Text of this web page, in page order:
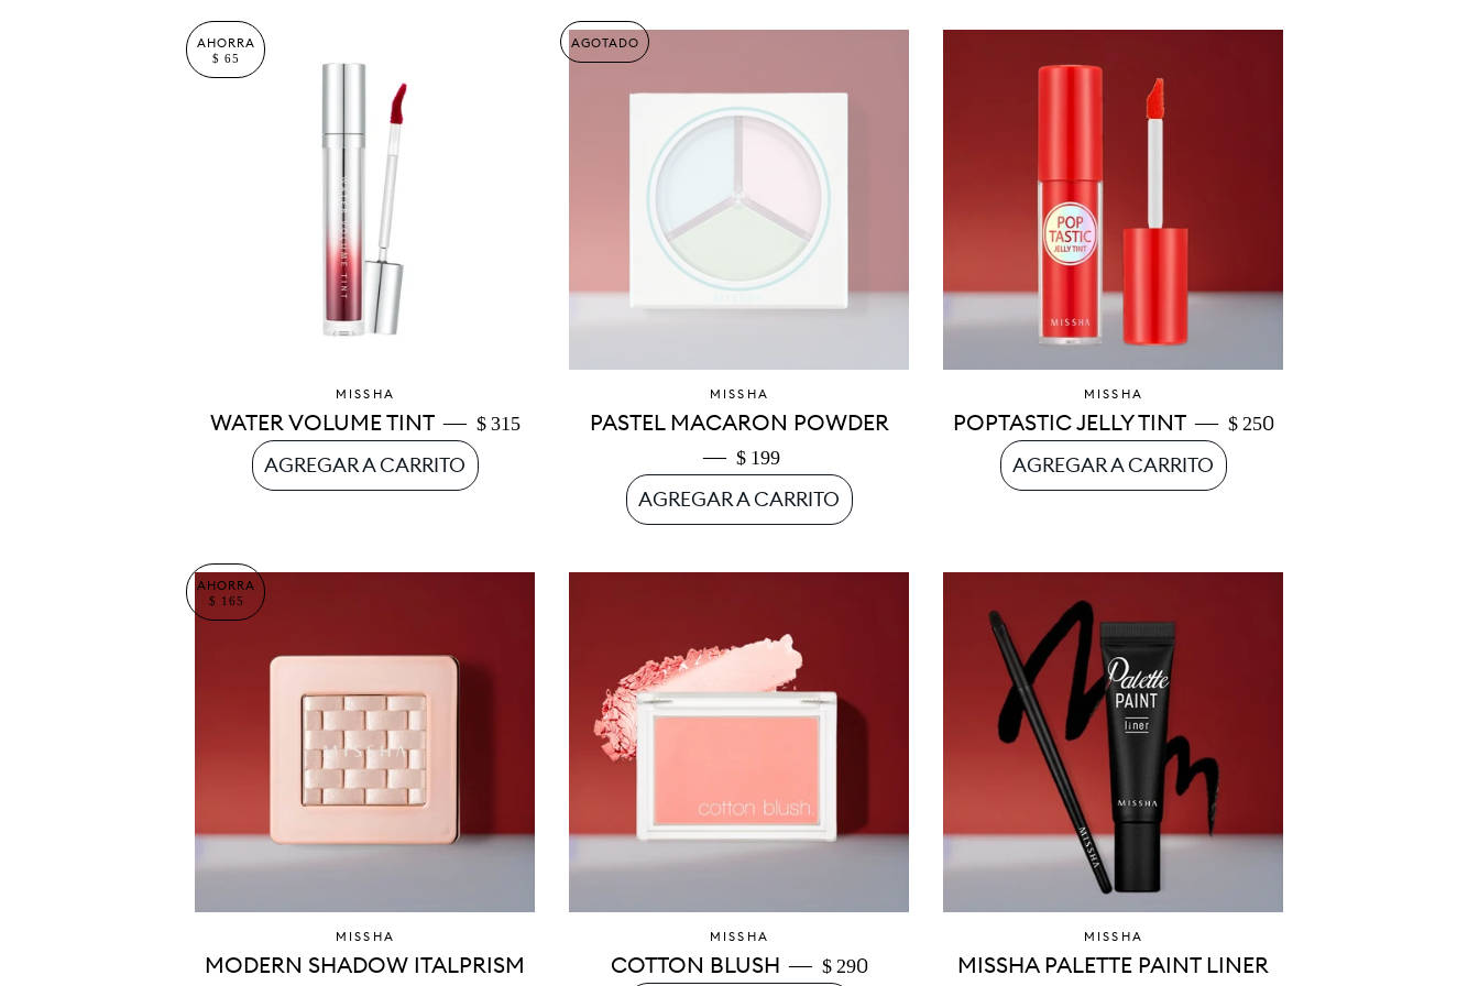
AHORRA
$ 65
MISSHA
WATER VOLUME TINT — PRECIO DE OFERTA
$ 315
AGOTADO
MISSHA
PASTEL MACARON POWDER
— PRECIO DE OFERTA
$ 199
MISSHA
POPTASTIC JELLY TINT — PRECIO HABITUAL
$ 250
AHORRA
$ 165
MISSHA
MODERN SHADOW ITALPRISM
MISSHA
COTTON BLUSH — PRECIO HABITUAL
$ 290
MISSHA
MISSHA PALETTE PAINT LINER